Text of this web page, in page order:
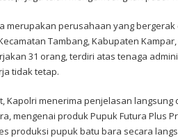
merupakan perusahaan yang
Tambang, Kabupaten
31 orang, terdiri atas tenaga
tidak tetap.
Kapolri menerima penjelasan langsung
mengenai produk Pupuk Futura Plus
produksi pupuk batu bara secara